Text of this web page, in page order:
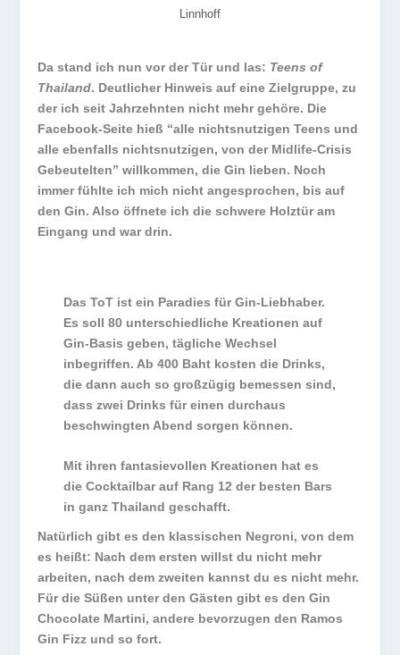
Linnhoff
Da stand ich nun vor der Tür und las: Teens of
Thailand. Deutlicher Hinweis auf eine Zielgruppe, zu
der ich seit Jahrzehnten nicht mehr gehöre. Die
Facebook-Seite hieß “alle nichtsnutzigen Teens und
alle ebenfalls nichtsnutzigen, von der Midlife-Crisis
Gebeutelten” willkommen, die Gin lieben. Noch
immer fühlte ich mich nicht angesprochen, bis auf
den Gin. Also öffnete ich die schwere Holztür am
Eingang und war drin.
Das ToT ist ein Paradies für Gin-Liebhaber.
Es soll 80 unterschiedliche Kreationen auf
Gin-Basis geben, tägliche Wechsel
inbegriffen. Ab 400 Baht kosten die Drinks,
die dann auch so großzügig bemessen sind,
dass zwei Drinks für einen durchaus
beschwingten Abend sorgen können.
Mit ihren fantasievollen Kreationen hat es
die Cocktailbar auf Rang 12 der besten Bars
in ganz Thailand geschafft.
Natürlich gibt es den klassischen Negroni, von dem
es heißt: Nach dem ersten willst du nicht mehr
arbeiten, nach dem zweiten kannst du es nicht mehr.
Für die Süßen unter den Gästen gibt es den Gin
Chocolate Martini, andere bevorzugen den Ramos
Gin Fizz und so fort.